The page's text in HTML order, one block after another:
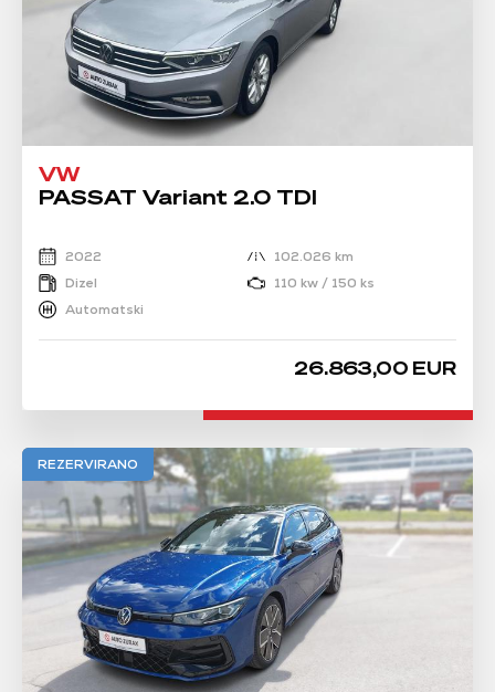
VW
PASSAT Variant 2.0 TDI
2022
102.026 km
Dizel
110 kw / 150 ks
Automatski
26.863,00 EUR
REZERVIRANO